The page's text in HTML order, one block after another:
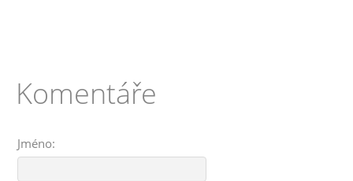
Komentáře
Jméno: